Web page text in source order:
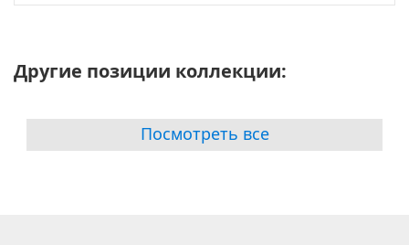
Другие позиции коллекции:
Посмотреть все